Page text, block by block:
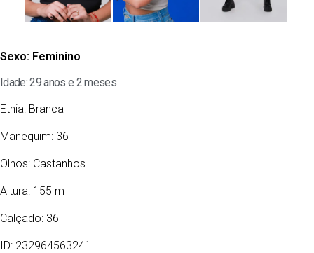
Sexo: Feminino
Idade: 29 anos e 2 meses
Etnia: Branca
Manequim: 36
Olhos: Castanhos
Altura: 155 m
Calçado: 36
ID: 232964563241